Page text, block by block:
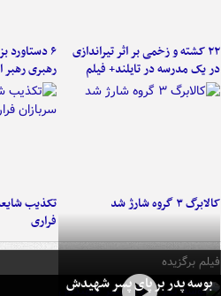
۲۲ کشته و زخمی بر اثر تیراندازی
در یک مدرسه در تایلند+ فیلم
رهبری رهبر
کالابرگ ۳ گروه شارژ شد
تکذیب
فراری
فیلم برگزیده
بوسه‌ پدر بر پای پسر شهیدش